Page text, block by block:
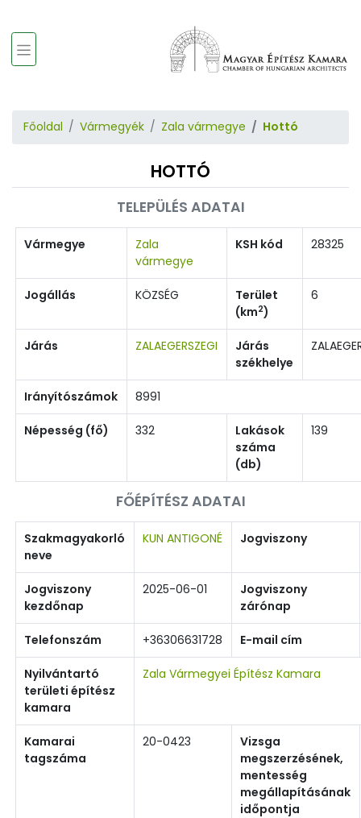
Főoldal Vármegyék Zala vármegye Hottó
HOTTÓ
TELEPÜLÉS ADATAI
Vármegye
Zala
vármegye
KSH kód 28325
Jogállás KÖZSÉG
Terület
(km2)
6
Járás ZALAEGERSZEGI
Járás
székhelye
Irányítószámok 8991
Népesség (fő) 332
Lakások
száma
(db)
139
FŐÉPÍTÉSZ ADATAI
Szakmagyakorló
neve
KUN ANTIGONÉ Jogviszony
Jogviszony
kezdőnap
2025-06-01
Jogviszony
zárónap
Telefonszám +36306631728 E-mail cím
Nyilvántartó
területi építész
kamara
Zala Vármegyei Építész Kamara
Kamarai
tagszáma
20-0423
Vizsga
megszerzésének,
mentesség
megállapításának
időpontja